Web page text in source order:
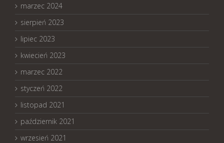
marzec 2024
sierpień 2023
lipiec 2023
kwiecień 2023
marzec 2022
styczeń 2022
listopad 2021
październik 2021
wrzesień 2021